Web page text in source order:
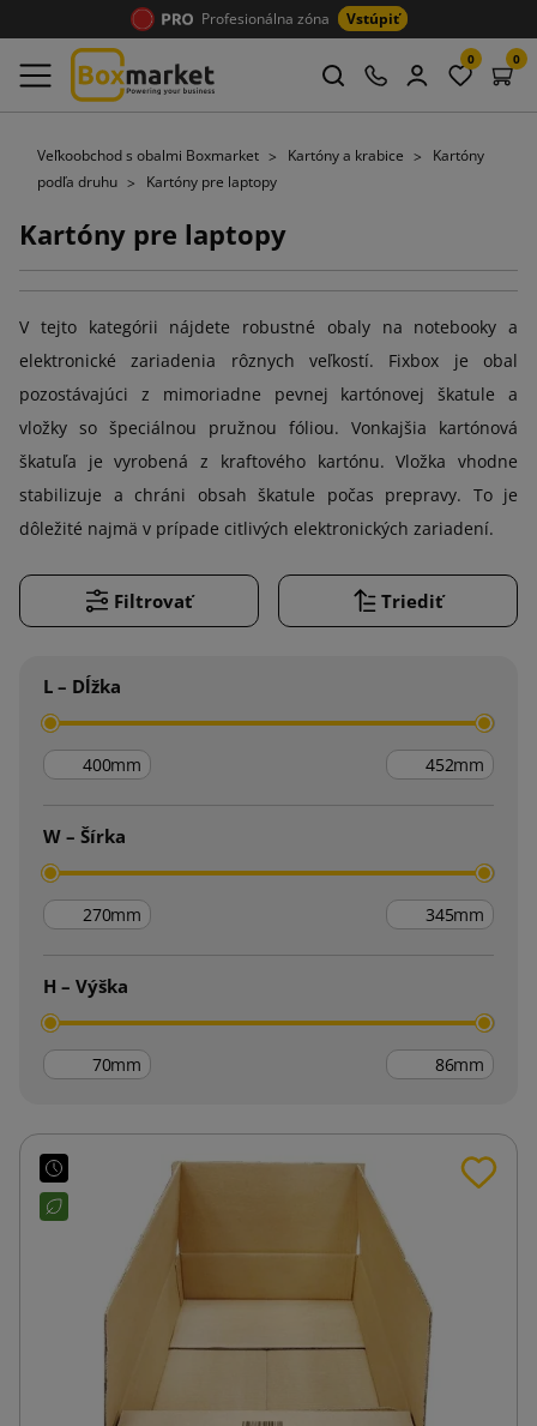
Profesionálna zóna Vstúpiť
0 0
Veľkoobchod s obalmi Boxmarket Kartóny a krabice
Kartóny
podľa druhu
Kartóny pre laptopy
Kartóny pre laptopy
V tejto kategórii nájdete robustné obaly na notebooky a
elektronické zariadenia rôznych veľkostí. Fixbox je obal
pozostávajúci z mimoriadne pevnej kartónovej škatule a
vložky so špeciálnou pružnou fóliou. Vonkajšia kartónová
škatuľa je vyrobená z kraftového kartónu. Vložka vhodne
stabilizuje a chráni obsah škatule počas prepravy. To je
dôležité najmä v prípade citlivých elektronických zariadení.
Filtrovať Triediť
L – Dĺžka
mm mm
W – Šírka
mm mm
H – Výška
mm mm